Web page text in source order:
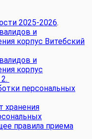
2025-2026.
и
корпус Витебский
и
корпус
персональных
хранения
правила приема